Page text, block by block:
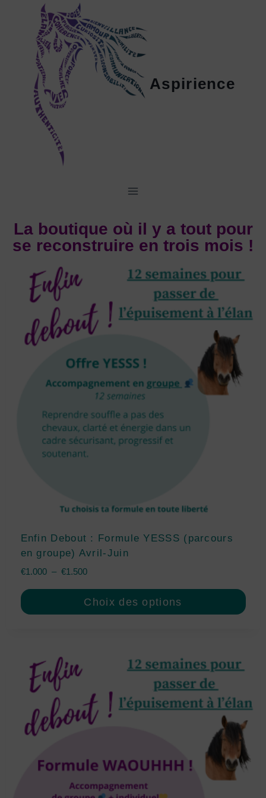
Aspirience
La boutique où il y a tout pour
se reconstruire en trois mois !
Enfin Debout : Formule YESSS (parcours
en groupe) Avril-Juin
€1.000 – €1.500
Choix des options